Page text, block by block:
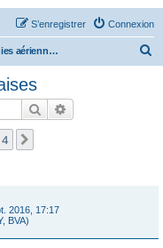
Connexion
S’enregistrer
Compagnies aériennes françaises
r
Rechercher
4
2016, 17:17
BVA)